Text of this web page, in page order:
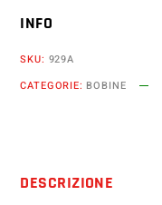
Agusta
INFO
SKU: 929A
CATEGORIE: BOBINE
DESCRIZIONE